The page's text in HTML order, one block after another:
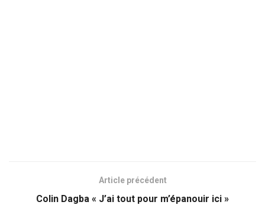
Article précédent
Colin Dagba « J’ai tout pour m’épanouir ici »